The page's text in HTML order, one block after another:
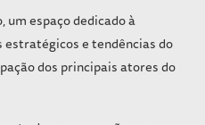
um espaço dedicado à
estratégicos e tendências do
dos principais atores do